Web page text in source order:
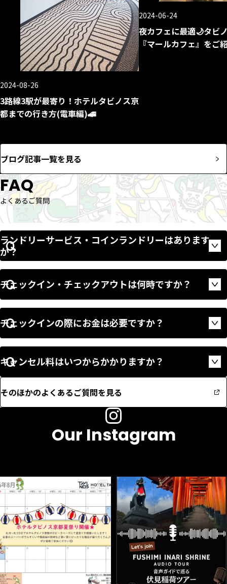
2024-08-26
3路線3駅が最寄り！ホテルタビノス京
都までの行き方(電車編)🚄
2024-06-24
夜カフェに最適🌙タビ
『マールカフェ』をご
ブログ記事一覧を見る
FAQ
よくあるご質問
ランドリーサービス・コインランドリーはあります
か？
チェックイン・チェックアウトは何時ですか？
チェックインの際にお金は必要ですか？
キャンセル料はいつからかかりますか？
そのほかのよくあるご質問を見る
Our Instagram